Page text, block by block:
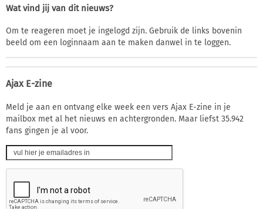
Wat vind jij van dit nieuws?
Om te reageren moet je ingelogd zijn. Gebruik de links bovenin
beeld om een loginnaam aan te maken danwel in te loggen.
Ajax E-zine
Meld je aan en ontvang elke week een vers Ajax E-zine in je
mailbox met al het nieuws en achtergronden. Maar liefst 35.942
fans gingen je al voor.